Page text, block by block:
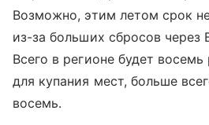
Возможно, этим летом срок
из-за больших сбросов
Всего в регионе будет
для купания мест, больше
восемь.